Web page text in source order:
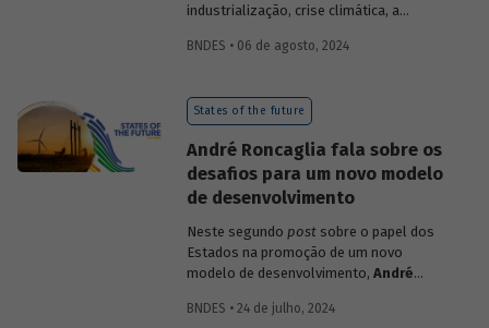
industrialização, crise climática, a
gestão do Estado no contexto do
BNDES • 06 de agosto, 2024
States of the future
André Roncaglia fala sobre os
desafios para um novo modelo
de desenvolvimento
Neste segundo postsobre o papel dos
Estados na promoção de um novo
modelo de desenvolvimento, André
Unifesp e Pesquisador Associado ao FGV-
BNDES • 24 de julho, 2024